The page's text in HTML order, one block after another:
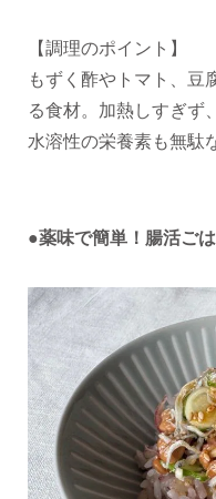
【調理のポイント】
もずく酢やトマト、豆
る食材。加熱しすぎず
水溶性の栄養素も無駄
●薬味で簡単！腸活ごは